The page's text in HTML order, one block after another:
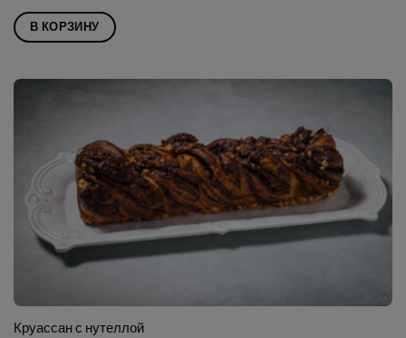
В КОРЗИНУ
Круассан с нутеллой